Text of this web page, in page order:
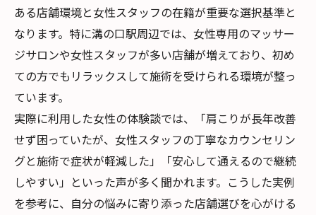
ある店舗環境と女性スタッフの在籍が重要な選択基準と
なります。特に溝の口駅周辺では、女性専用のマッサー
ジサロンや女性スタッフが多い店舗が増えており、初め
ての方でもリラックスして施術を受けられる環境が整っ
ています。
実際に利用した女性の体験談では、「肩こりが長年改善
せず困っていたが、女性スタッフの丁寧なカウンセリン
グと施術で症状が軽減した」「安心して通えるので継続
しやすい」といった声が多く聞かれます。こうした実例
を参考に、自分の悩みに寄り添った店舗選びを心がける